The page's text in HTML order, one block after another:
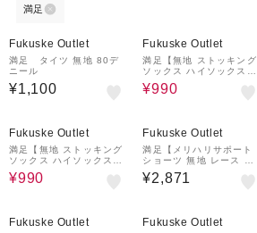
満足
Fukuske Outlet
満足 タイツ 無地 80デ
ニール
¥1,100
Fukuske Outlet
満足【無地 ストッキング
ソックス ハイソックス丈
消臭加工】
¥990
Fukuske Outlet
満足【無地 ストッキング
ソックス ハイソックス丈
消臭加工】
¥990
Fukuske Outlet
満足【メリハリサポート
ショーツ 無地 レース 1
分丈 お腹・太もも周りパ
ワーネット】
¥2,871
Fukuske Outlet Fukuske Outlet